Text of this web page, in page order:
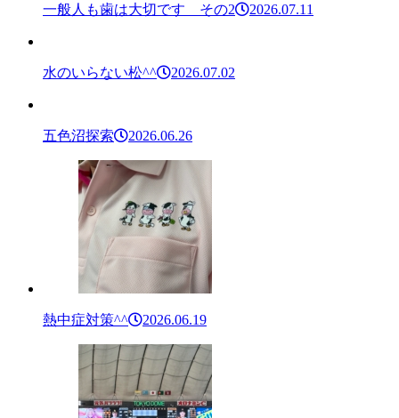
一般人も歯は大切です その2 2026.07.11
水のいらない松^^ 2026.07.02
五色沼探索 2026.06.26
熱中症対策^^ 2026.06.19